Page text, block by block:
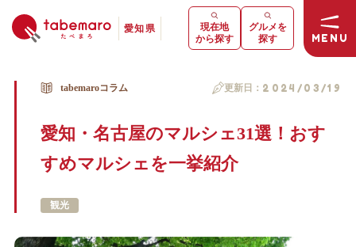
愛知県
MENU
現在地
から探す
グルメを
探す
tabemaroコラム 更新日： 2024/03/19
愛知・名古屋のマルシェ31選！おす
すめマルシェを一挙紹介
観光